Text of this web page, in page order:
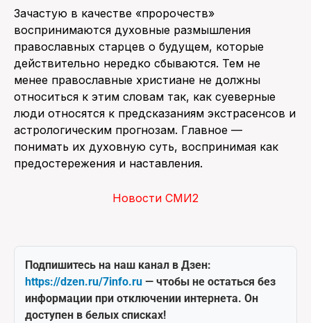
Зачастую в качестве «пророчеств»
воспринимаются духовные размышления
православных старцев о будущем, которые
действительно нередко сбываются. Тем не
менее православные христиане не должны
относиться к этим словам так, как суеверные
люди относятся к предсказаниям экстрасенсов и
астрологическим прогнозам. Главное —
понимать их духовную суть, воспринимая как
предостережения и наставления.
Новости СМИ2
Подпишитесь на наш канал в Дзен:
https://dzen.ru/7info.ru — чтобы не остаться без
информации при отключении интернета. Он
доступен в белых списках!